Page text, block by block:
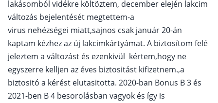
lakásomból vidékre költöztem, december elején lakcim
változás bejelentését megtettem-a
virus nehézségei miatt,sajnos csak január 20-án
kaptam kézhez az új lakcimkártyámat. A biztosítom felé
jeleztem a változást és ezenkivül kértem,hogy ne
egyszerre kelljen az éves biztositást kifizetnem.,a
biztositó a kérést elutasitotta. 2020-ban Bonus B 3 és
2021-ben B 4 besorolásban vagyok és így is